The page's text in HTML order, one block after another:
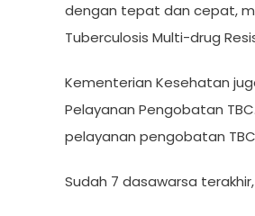
dengan tepat dan cepat,
Tuberculosis Multi-drug
Kementerian Kesehatan
Pelayanan Pengobatan
pelayanan pengobatan
Sudah 7 dasawarsa